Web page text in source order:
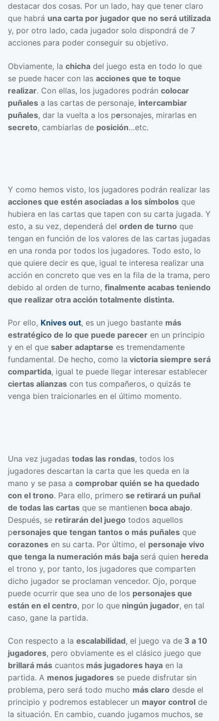
destacar dos cosas. Por un lado, hay que tener claro
que habrá una carta por jugador que no será utilizada
y, por otro lado, cada jugador solo dispondrá de 7
acciones para poder conseguir su objetivo.
Obviamente, la chicha del juego esta en todo lo que
se puede hacer con las acciones que te toque
realizar. Con ellas, los jugadores podrán colocar
puñales a las cartas de personaje, intercambiar
puñales, dar la vuelta a los personajes, mirarlas en
secreto, cambiarlas de posición…etc.
Y como hemos visto, los jugadores podrán realizar las
acciones que estén asociadas a los símbolos que
hubiera en las cartas que tapen con su carta jugada. Y
esto, a su vez, dependerá del orden de turno que
tengan en función de los valores de las cartas jugadas
en una ronda por todos los jugadores. Todo esto, lo
que quiere decir es que, igual te interesa realizar una
acción en concreto que ves en la fila de la trama, pero
debido al orden de turno, finalmente acabas teniendo
que realizar otra acción totalmente distinta.
Por ello, Knives out, es un juego bastante más
estratégico de lo que puede parecer en un principio
y en el que saber adaptarse es tremendamente
fundamental. De hecho, como la victoria siempre será
compartida, igual te puede llegar interesar establecer
ciertas alianzas con tus compañeros, o quizás te
venga bien traicionarles en el último momento.
Una vez jugadas todas las rondas, todos los
jugadores descartan la carta que les queda en la
mano y se pasa a comprobar quién se ha quedado
con el trono. Para ello, primero se retirará un puñal
de todas las cartas que se mantienen boca abajo.
Después, se retirarán del juego todos aquellos
personajes que tengan tantos o más puñales que
corazones en su carta. Por último, el personaje vivo
que tenga la numeración más baja será quien hereda
el trono y, por tanto, los jugadores que comparten
dicho jugador se proclaman vencedor. Ojo, porque
puede ocurrir que sea uno de los personajes que
están en el centro, por lo que ningún jugador, en tal
caso, gane la partida.
Con respecto a la escalabilidad, el juego va de 3 a 10
jugadores, pero obviamente es el clásico juego que
brillará más cuantos más jugadores haya en la
partida. A menos jugadores se puede disfrutar sin
problema, pero será todo mucho más claro desde el
principio y podremos establecer un mayor control de
la situación. En cambio, cuando jugamos muchos, se